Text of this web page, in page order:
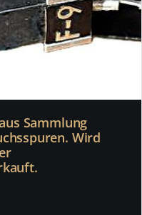
Sammlung
Wird